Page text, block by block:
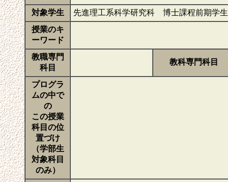
対象学生
先進理工系科学研究科 博士課程前期学生
授業のキ
ーワード
教職専門
科目
教科専門科目
プログラ
ムの中で
の
この授業
科目の位
置づけ
（学部生
対象科目
のみ）